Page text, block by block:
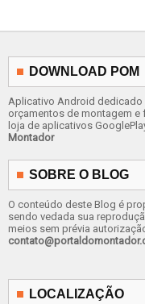
DOWNLOAD POM
Aplicativo Android
orçamentos de montagem e
loja de aplicativos
Montador
SOBRE O BLOG
O conteúdo deste Blog é
sendo vedada sua
meios sem prévia
LOCALIZAÇÃO